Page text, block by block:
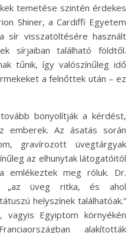
temetése szintén érdekes
Shiner, a Cardiffi Egyetem
sír visszatöltésére használt
sírjaiban található földtől.
tűnik, így valószínűleg idő
a felnőttek után – ez
bonyolítják a kérdést,
emberek. Az ásatás során
gravírozott üvegtárgyak
az elhunytak látogatóitól
emlékeztek meg róluk. Dr.
„az üveg ritka, és ahol
helyszínek találhatóak.”
vagyis Egyiptom környékén
alakították